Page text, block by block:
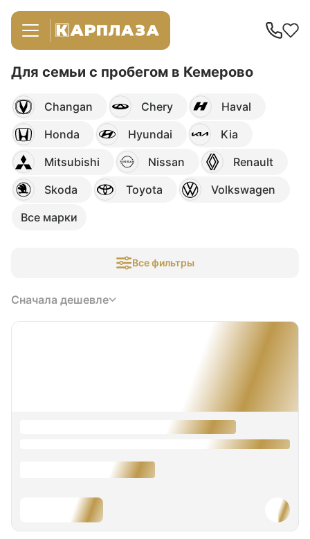
Для семьи с пробегом в Кемерово
Changan Chery
Haval
Honda
Hyundai
Kia
Mitsubishi
Nissan
Renault
Skoda
Toyota
Volkswagen
Все марки
Все фильтры
Сначала дешевле